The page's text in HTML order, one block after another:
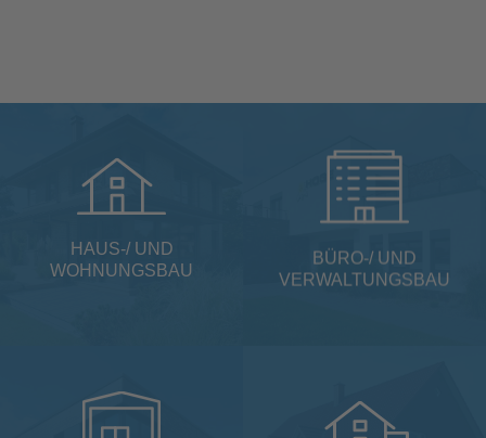
HAUS-/ UND
WOHNUNGSBAU
BÜRO-/ UND
VERWALTUNGSBAU